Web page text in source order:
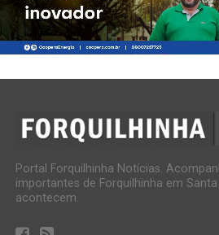
Portal Forquilhinha Notícias.
importantes de Forquilhinha em
acontecem.